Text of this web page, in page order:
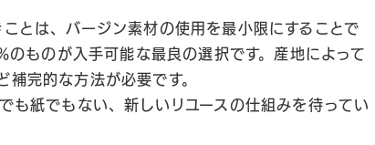
とは、バージン素材の使用を最小限にすることで
ものが入手可能な最良の選択です。産地によって
完的な方法が必要です。
も紙でもない、新しいリユースの仕組みを待ってい